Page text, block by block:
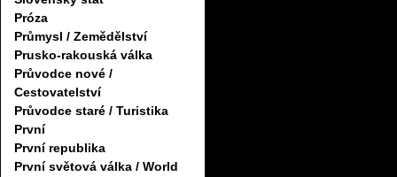
Próza
Průmysl / Zemědělství
Prusko-rakouská válka
Průvodce nové /
Cestovatelství
Průvodce staré / Turistika
První
První republika
První světová válka / World